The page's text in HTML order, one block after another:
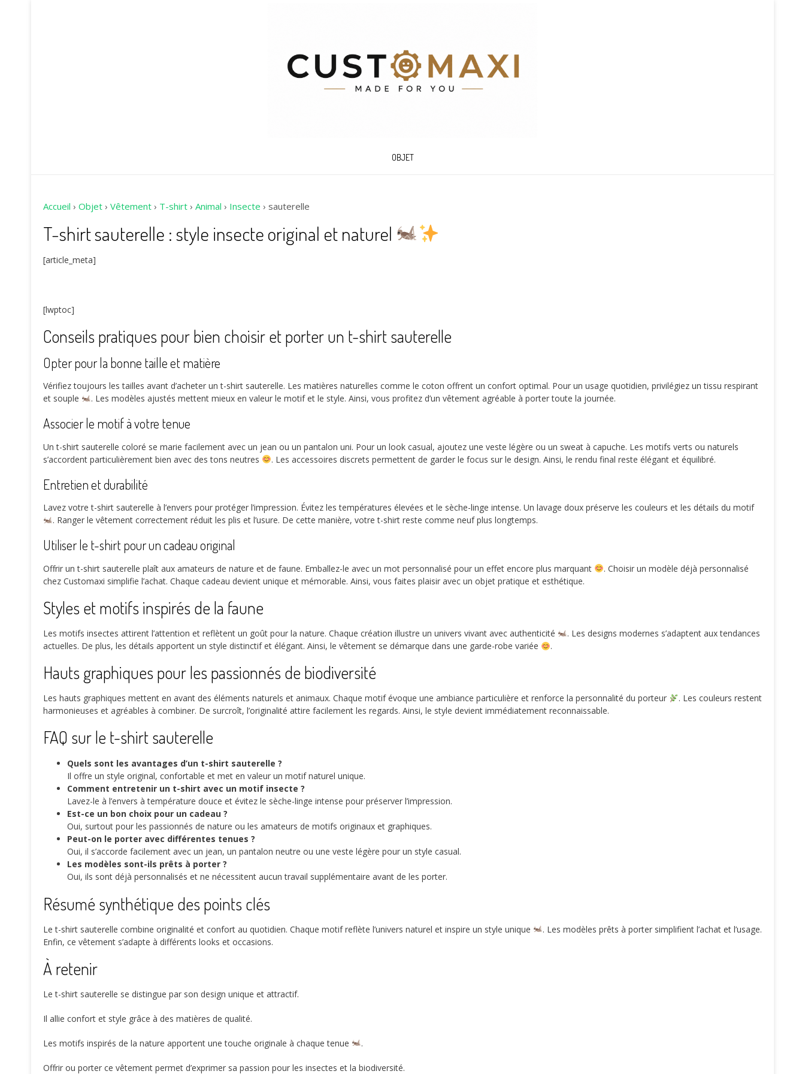
OBJET
Accueil › Objet › Vêtement › T-shirt › Animal › Insecte › sauterelle
T-shirt sauterelle : style insecte original et naturel
[article_meta]
[lwptoc]
Conseils pratiques pour bien choisir et porter un t-shirt sauterelle
Opter pour la bonne taille et matière
Vérifiez toujours les tailles avant d’acheter un t-shirt sauterelle. Les matières naturelles comme le coton offrent un confort optimal. Pour un usage quotidien, privilégiez un tissu respirant
et souple
. Les modèles ajustés mettent mieux en valeur le motif et le style. Ainsi, vous profitez d’un vêtement agréable à porter toute la journée.
Associer le motif à votre tenue
Un t-shirt sauterelle coloré se marie facilement avec un jean ou un pantalon uni. Pour un look casual, ajoutez une veste légère ou un sweat à capuche. Les motifs verts ou naturels
s’accordent particulièrement bien avec des tons neutres
. Les accessoires discrets permettent de garder le focus sur le design. Ainsi, le rendu final reste élégant et équilibré.
Entretien et durabilité
Lavez votre t-shirt sauterelle à l’envers pour protéger l’impression. Évitez les températures élevées et le sèche-linge intense. Un lavage doux préserve les couleurs et les détails du motif
. Ranger le vêtement correctement réduit les plis et l’usure. De cette manière, votre t-shirt reste comme neuf plus longtemps.
Utiliser le t-shirt pour un cadeau original
Offrir un t-shirt sauterelle plaît aux amateurs de nature et de faune. Emballez-le avec un mot personnalisé pour un effet encore plus marquant
. Choisir un modèle déjà personnalisé
chez Customaxi simplifie l’achat. Chaque cadeau devient unique et mémorable. Ainsi, vous faites plaisir avec un objet pratique et esthétique.
Styles et motifs inspirés de la faune
Les motifs insectes attirent l’attention et reflètent un goût pour la nature. Chaque création illustre un univers vivant avec authenticité
. Les designs modernes s’adaptent aux tendances
actuelles. De plus, les détails apportent un style distinctif et élégant. Ainsi, le vêtement se démarque dans une garde-robe variée
.
Hauts graphiques pour les passionnés de biodiversité
Les hauts graphiques mettent en avant des éléments naturels et animaux. Chaque motif évoque une ambiance particulière et renforce la personnalité du porteur
. Les couleurs restent
harmonieuses et agréables à combiner. De surcroît, l’originalité attire facilement les regards. Ainsi, le style devient immédiatement reconnaissable.
FAQ sur le t-shirt sauterelle
Quels sont les avantages d’un t-shirt sauterelle ?
Il offre un style original, confortable et met en valeur un motif naturel unique.
Comment entretenir un t-shirt avec un motif insecte ?
Lavez-le à l’envers à température douce et évitez le sèche-linge intense pour préserver l’impression.
Est-ce un bon choix pour un cadeau ?
Oui, surtout pour les passionnés de nature ou les amateurs de motifs originaux et graphiques.
Peut-on le porter avec différentes tenues ?
Oui, il s’accorde facilement avec un jean, un pantalon neutre ou une veste légère pour un style casual.
Les modèles sont-ils prêts à porter ?
Oui, ils sont déjà personnalisés et ne nécessitent aucun travail supplémentaire avant de les porter.
Résumé synthétique des points clés
Le t-shirt sauterelle combine originalité et confort au quotidien. Chaque motif reflète l’univers naturel et inspire un style unique
. Les modèles prêts à porter simplifient l’achat et l’usage.
Enfin, ce vêtement s’adapte à différents looks et occasions.
À retenir
Le t-shirt sauterelle se distingue par son design unique et attractif.
Il allie confort et style grâce à des matières de qualité.
Les motifs inspirés de la nature apportent une touche originale à chaque tenue .
Offrir ou porter ce vêtement permet d’exprimer sa passion pour les insectes et la biodiversité.